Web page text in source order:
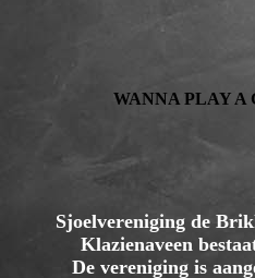
WANNA PLAY A
Sjoelvereniging de
Klazienaveen
De vereniging is